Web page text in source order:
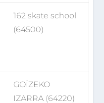
162 skate school
(64500)
GOÏZEKO
IZARRA (64220)